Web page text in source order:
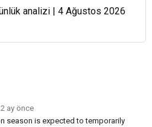
analizi | 4 Ağustos 2026
2 ay önce
season is expected to temporarily